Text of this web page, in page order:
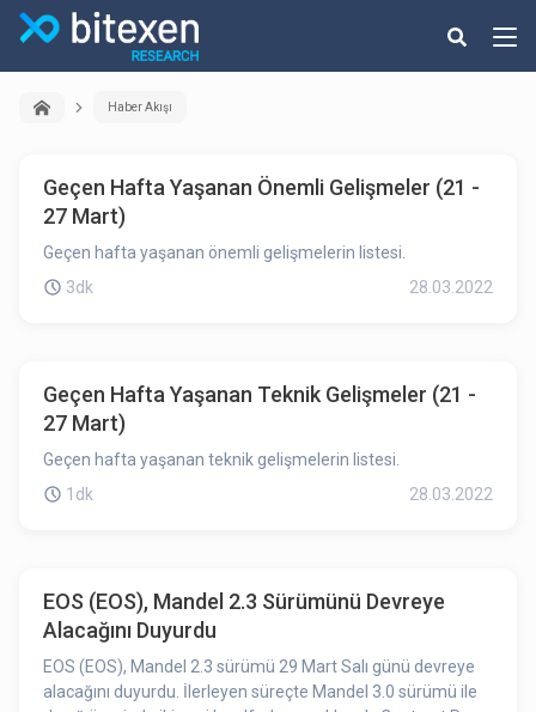
Haber Akışı
Geçen Hafta Yaşanan Önemli Gelişmeler (21 -
27 Mart)
Geçen hafta yaşanan önemli gelişmelerin listesi.
3dk
28.03.2022
Geçen Hafta Yaşanan Teknik Gelişmeler (21 -
27 Mart)
Geçen hafta yaşanan teknik gelişmelerin listesi.
1dk
28.03.2022
EOS (EOS), Mandel 2.3 Sürümünü Devreye
Alacağını Duyurdu
EOS (EOS), Mandel 2.3 sürümü 29 Mart Salı günü devreye
alacağını duyurdu. İlerleyen süreçte Mandel 3.0 sürümü ile